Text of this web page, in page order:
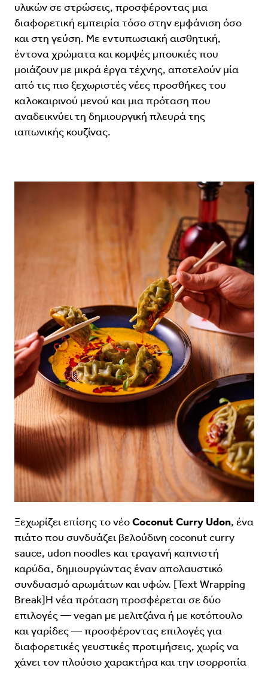
υλικών σε στρώσεις, προσφέροντας μια
διαφορετική εμπειρία τόσο στην εμφάνιση όσο
και στη γεύση. Με εντυπωσιακή αισθητική,
έντονα χρώματα και κομψές μπουκιές που
μοιάζουν με μικρά έργα τέχνης, αποτελούν μία
από τις πιο ξεχωριστές νέες προσθήκες του
καλοκαιρινού μενού και μια πρόταση που
αναδεικνύει τη δημιουργική πλευρά της
ιαπωνικής κουζίνας.
Ξεχωρίζει επίσης το νέοCoconut Curry Udon, ένα
πιάτο που συνδυάζει βελούδινη coconut curry
sauce, udon noodles και τραγανή καπνιστή
καρύδα, δημιουργώντας έναν απολαυστικό
συνδυασμό αρωμάτων και υφών. [Text Wrapping
Break]Η νέα πρόταση προσφέρεται σε δύο
επιλογές — vegan με μελιτζάνα ή με κοτόπουλο
και γαρίδες — προσφέροντας επιλογές για
διαφορετικές γευστικές προτιμήσεις, χωρίς να
χάνει τον πλούσιο χαρακτήρα και την ισορροπία